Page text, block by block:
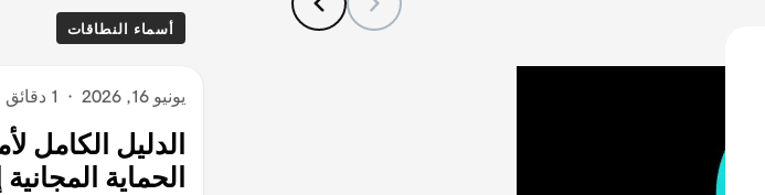
أسماء النطاقات
يونيو 16, 2026 · 1 دقائق قراءة
الدليل الكامل
الحماية